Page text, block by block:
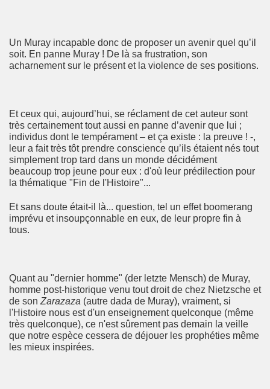
Un Muray incapable donc de proposer un avenir quel qu’il
soit. En panne Muray ! De là sa frustration, son
acharnement sur le présent et la violence de ses positions.
Et ceux qui, aujourd’hui, se réclament de cet auteur sont
très certainement tout aussi en panne d’avenir que lui ;
individus dont le tempérament – et ça existe : la preuve ! -,
leur a fait très tôt prendre conscience qu’ils étaient nés tout
simplement trop tard dans un monde décidément
beaucoup trop jeune pour eux : d'où leur prédilection pour
la thématique "Fin de l'Histoire"...
Et sans doute était-il là... question, tel un effet boomerang
imprévu et insoupçonnable en eux, de leur propre fin à
tous.
Quant au "dernier homme" (der letzte Mensch) de Muray,
homme post-historique venu tout droit de chez Nietzsche et
de son Zarazaza (autre dada de Muray), vraiment, si
l'Histoire nous est d'un enseignement quelconque (même
très quelconque), ce n'est sûrement pas demain la veille
que notre espèce cessera de déjouer les prophéties même
les mieux inspirées.